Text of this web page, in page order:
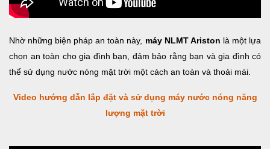
Nhờ những biện pháp an toàn này, máy NLMT Ariston là một lựa
chọn an toàn cho gia đình bạn, đảm bảo rằng bạn và gia đình có
thể sử dụng nước nóng mặt trời một cách an toàn và thoải mái.
Video hướng dẫn lắp đặt và sử dụng máy nước nóng năng
lượng mặt trời